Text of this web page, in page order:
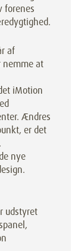
forenes
af
nemme at
iMotion
Ændres
er det
nye
udstyret